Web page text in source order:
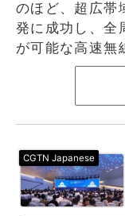
のほど、超広帯
発に成功し、全
が可能な高速無